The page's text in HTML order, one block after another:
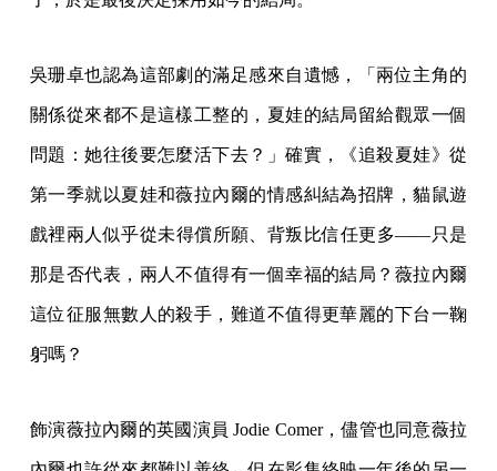
吳珊卓也認為這部劇的滿足感來自遺憾，「兩位主角的
關係從來都不是這樣工整的，夏娃的結局留給觀眾一個
問題：她往後要怎麼活下去？」確實，《追殺夏娃》從
第一季就以夏娃和薇拉內爾的情感糾結為招牌，貓鼠遊
戲裡兩人似乎從未得償所願、背叛比信任更多——只是
那是否代表，兩人不值得有一個幸福的結局？薇拉內爾
這位征服無數人的殺手，難道不值得更華麗的下台一鞠
躬嗎？
飾演薇拉內爾的英國演員 Jodie Comer，儘管也同意薇拉